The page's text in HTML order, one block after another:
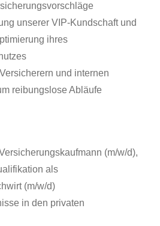
unserer VIP-Kundschaft und
ihres
und internen
reibungslose Abläufe
(m/w/d),
als
(m/w/d)
in den privaten